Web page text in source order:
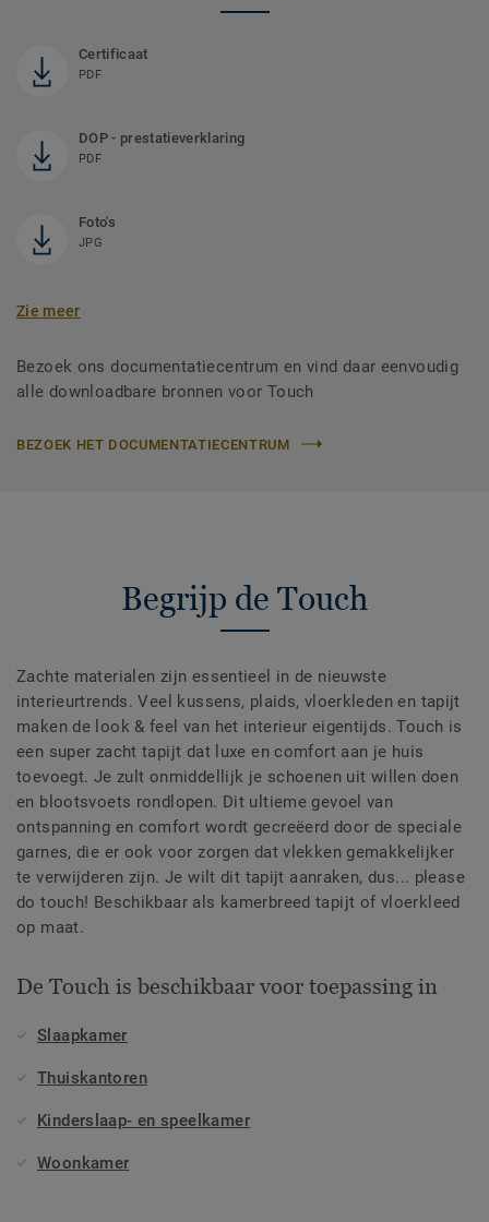
Certificaat
PDF
DOP - prestatieverklaring
PDF
Foto's
JPG
Zie meer
Bezoek ons documentatiecentrum en vind daar eenvoudig
alle downloadbare bronnen voor Touch
BEZOEK HET DOCUMENTATIECENTRUM
Begrijp de Touch
Zachte materialen zijn essentieel in de nieuwste
interieurtrends. Veel kussens, plaids, vloerkleden en tapijt
maken de look & feel van het interieur eigentijds. Touch is
een super zacht tapijt dat luxe en comfort aan je huis
toevoegt. Je zult onmiddellijk je schoenen uit willen doen
en blootsvoets rondlopen. Dit ultieme gevoel van
ontspanning en comfort wordt gecreëerd door de speciale
garnes, die er ook voor zorgen dat vlekken gemakkelijker
te verwijderen zijn. Je wilt dit tapijt aanraken, dus... please
do touch! Beschikbaar als kamerbreed tapijt of vloerkleed
op maat.
De Touch is beschikbaar voor toepassing in
Slaapkamer
Thuiskantoren
Kinderslaap- en speelkamer
Woonkamer